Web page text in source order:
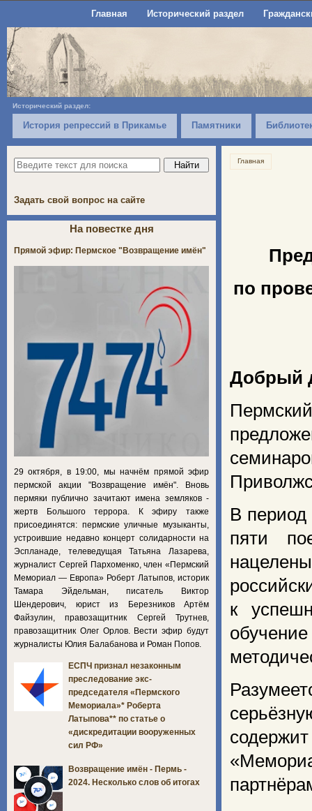
Главная Исторический раздел
Исторический раздел:
История репрессий в Прикамье Памятники
Главная
по
Добрый
В
пяти
к
Задать свой вопрос на сайте
На повестке дня
Прямой эфир: Пермское "Возвращение имён"
29 октября, в 19:00, мы начнём прямой эфир
пермской акции "Возвращение имён". Вновь
пермяки публично зачитают имена земляков -
жертв Большого террора. К эфиру также
присоединятся: пермские уличные музыканты,
устроившие недавно концерт солидарности на
Эспланаде, телеведущая Татьяна Лазарева,
журналист Сергей Пархоменко, член «Пермский
Мемориал — Европа» Роберт Латыпов, историк
Тамара Эйдельман, писатель Виктор
Шендерович, юрист из Березников Артём
Файзулин, правозащитник Сергей Трутнев,
правозащитник Олег Орлов. Вести эфир будут
журналисты Юлия Балабанова и Роман Попов.
ЕСПЧ признал незаконным
преследование экс-
председателя «Пермского
Мемориала»* Роберта
Латыпова** по статье о
«дискредитации вооруженных
сил РФ»
Возвращение имён - Пермь -
2024. Несколько слов об итогах